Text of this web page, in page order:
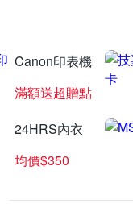
Canon印表機
滿額送超贈點
24HRS內衣
均價$350